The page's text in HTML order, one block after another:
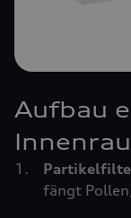
Aufbau
fängt